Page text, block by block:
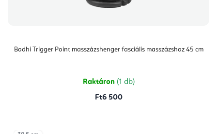
Bodhi Trigger Point masszázshenger fasciális masszázshoz 45 cm
Raktáron (1 db)
Ft6 500